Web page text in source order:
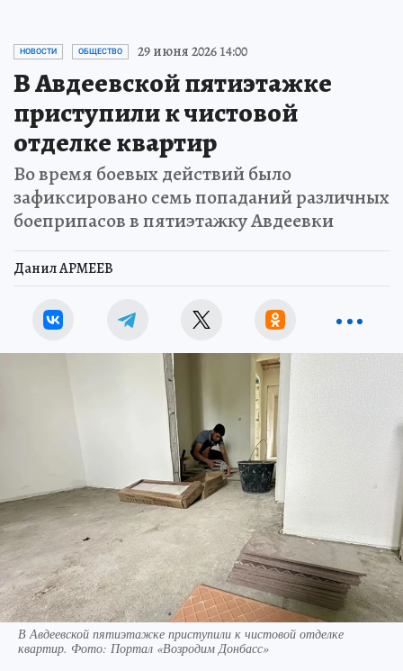
НОВОСТИ ОБЩЕСТВО 29 июня 2026 14:00
В Авдеевской пятиэтажке
приступили к чистовой
отделке квартир
Во время боевых действий было
зафиксировано семь попаданий различных
боеприпасов в пятиэтажку Авдеевки
Данил АРМЕЕВ
В Авдеевской пятиэтажке приступили к чистовой отделке
квартир. Фото: Портал «Возродим Донбасс»